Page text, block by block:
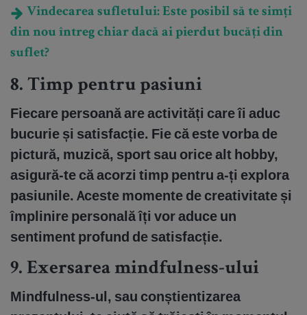
Vindecarea sufletului: Este posibil să te simți
din nou întreg chiar dacă ai pierdut bucăți din
suflet?
8. Timp pentru pasiuni
Fiecare persoană are activități care îi aduc
bucurie și satisfacție. Fie că este vorba de
pictură, muzică, sport sau orice alt hobby,
asigură-te că acorzi timp pentru a-ți explora
pasiunile. Aceste momente de creativitate și
împlinire personală îți vor aduce un
sentiment profund de satisfacție.
9. Exersarea mindfulness-ului
Mindfulness-ul, sau conștientizarea